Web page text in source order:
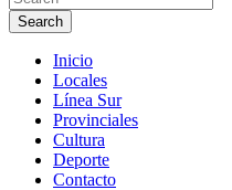
Search
Inicio
Locales
Línea Sur
Provinciales
Cultura
Deporte
Contacto